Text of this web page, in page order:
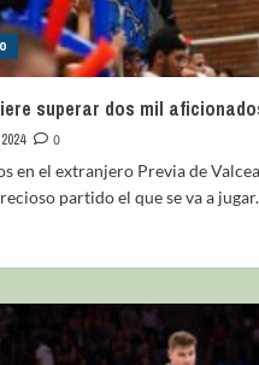
superar dos mil
0
en el extranjero Previa de
partido el que se va a